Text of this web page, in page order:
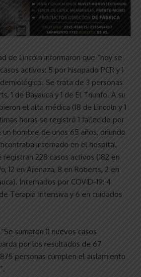
de Lincoln informaron que “hoy se
activos: 5 por hisopado PCR y 1
Se trata de 3 personas
1 de Bayauca y 1 de El Triunfo. A su
el alta médica (18 de Lincoln y 1
horas se registró 1 fallecido por
un hombre de unos 65 años, oriundo
internado en el hospital
228 casos activos (182 en
12 en Arenaza, 8 en Roberts, 2 en
Internados por COVID-19: 4
Terapia Intensiva y 6 en cuidados
sumaron 11 nuevos casos
por los resultados de 67
personas cumplen el aislamiento